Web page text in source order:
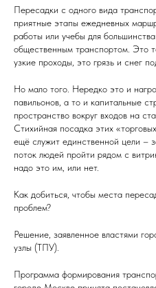
Пересадки с одного вида
приятные этапы ежедневных
работы или учебы для
общественным транспортом. Это
узкие проходы, это грязь и снег
Но мало того. Нередко это и
павильонов, а то и капитальные
пространство вокруг входов на
Стихийная посадка этих
ещё служит единственной цели –
поток людей пройти рядом с
надо это им, или нет.
Как добиться, чтобы места
проблем?
Решение, заявленное властями
узлы (ТПУ).
Программа формирования